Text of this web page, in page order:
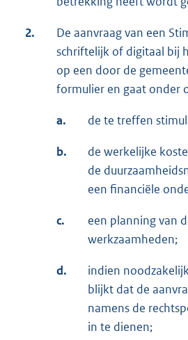
2.
De aanvraag van een
schriftelijk of digitaal bij
op een door de
formulier en gaat onder
a. de te treffen
b.
de werkelijke
de
een financiële
c.
een planning van
werkzaamheden;
d.
indien
blijkt dat de
namens de
in te dienen;